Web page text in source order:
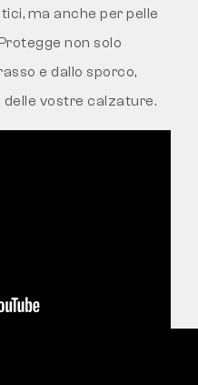
ma anche per pelle
non solo
e dallo sporco,
vostre calzature.